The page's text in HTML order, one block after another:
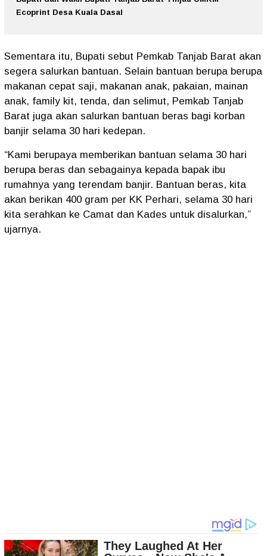
Ecoprint Desa Kuala Dasal
Sementara itu, Bupati sebut Pemkab Tanjab Barat akan
segera salurkan bantuan. Selain bantuan berupa berupa
makanan cepat saji, makanan anak, pakaian, mainan
anak, family kit, tenda, dan selimut, Pemkab Tanjab
Barat juga akan salurkan bantuan beras bagi korban
banjir selama 30 hari kedepan.
“Kami berupaya memberikan bantuan selama 30 hari
berupa beras dan sebagainya kepada bapak ibu
rumahnya yang terendam banjir. Bantuan beras, kita
akan berikan 400 gram per KK Perhari, selama 30 hari
kita serahkan ke Camat dan Kades untuk disalurkan,”
ujarnya.